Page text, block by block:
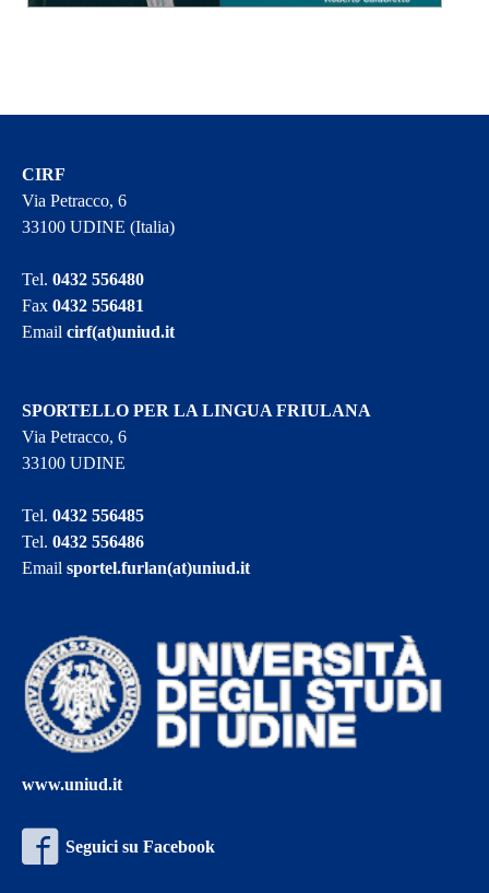
CIRF
Via Petracco, 6
33100 UDINE (Italia)
Tel.0432 556480
Fax0432 556481
Emailcirf(at)uniud.it
SPORTELLO PER LA LINGUA FRIULANA
Via Petracco, 6
33100 UDINE
Tel.0432 556485
Tel.0432 556486
Emailsportel.furlan(at)uniud.it
www.uniud.it
Seguici su Facebook